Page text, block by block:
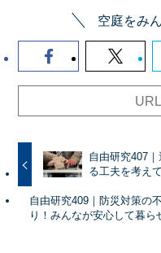
空庭をみ
自由研究407
る工夫を考え
自由研究409｜防災対策の
り！みんなが安心して暮ら